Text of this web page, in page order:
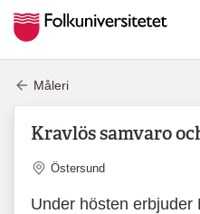
Måleri
Kravlös samvaro
Plats
Östersund
Under hösten erbjuder